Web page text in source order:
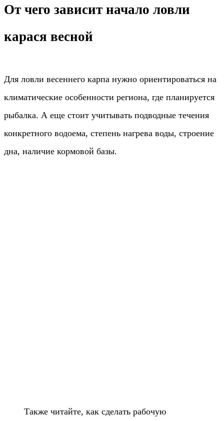
От чего зависит начало ловли
карася весной
Для ловли весеннего карпа нужно ориентироваться на
климатические особенности региона, где планируется
рыбалка. А еще стоит учитывать подводные течения
конкретного водоема, степень нагрева воды, строение
дна, наличие кормовой базы.
Также читайте, как сделать рабочую